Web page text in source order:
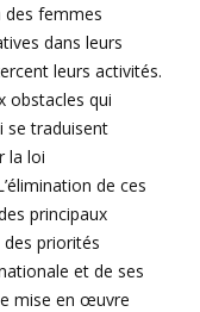
des femmes
dans leurs
leurs activités.
obstacles qui
se traduisent
la loi
de ces
principaux
des priorités
et de ses
mise en œuvre